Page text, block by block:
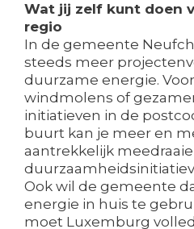
Wat jij zelf kunt doen
regio
In de gemeente
steeds meer
duurzame energie.
windmolens of
initiatieven in de
buurt kan je meer en
aantrekkelijk
Ook wil de gemeente
energie in huis te
moet Luxemburg